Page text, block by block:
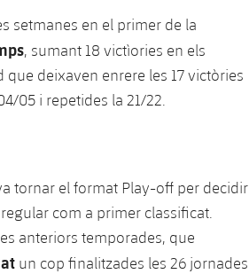
setmanes en el primer de la
, sumant 18 victìories en els
que deixaven enrere les 17 victòries
05 i repetides la 21/22.
tornar el format Play-off per decidir
com a primer classificat.
anteriors temporades, que
un cop finalitzades les 26 jornades